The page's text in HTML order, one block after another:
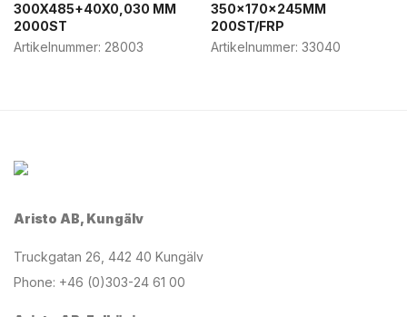
300X485+40X0,030 MM
2000ST
Artikelnummer: 28003
350x170x245MM
200ST/FRP
Artikelnummer: 33040
Aristo AB, Kungälv
Truckgatan 26, 442 40 Kungälv
Phone: +46 (0)303-24 61 00